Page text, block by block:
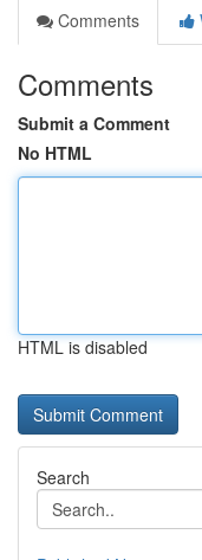
Comments
Comments
Submit a Comment
No HTML
HTML is disabled
Search